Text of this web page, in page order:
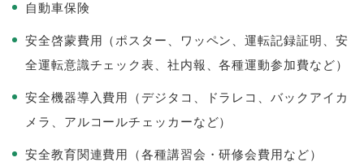
自動車保険
安全啓蒙費用（ポスター、ワッペン、運転記録証明、安
全運転意識チェック表、社内報、各種運動参加費など）
安全機器導入費用（デジタコ、ドラレコ、バックアイカ
メラ、アルコールチェッカーなど）
安全教育関連費用（各種講習会・研修会費用など）